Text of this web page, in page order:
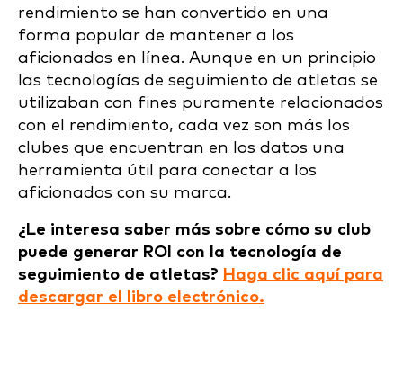
rendimiento se han convertido en una
forma popular de mantener a los
aficionados en línea. Aunque en un principio
las tecnologías de seguimiento de atletas se
utilizaban con fines puramente relacionados
con el rendimiento, cada vez son más los
clubes que encuentran en los datos una
herramienta útil para conectar a los
aficionados con su marca.
¿Le interesa saber más sobre cómo su club
puede generar ROI con la tecnología de
seguimiento de atletas? Haga clic aquí para
descargar el libro electrónico.